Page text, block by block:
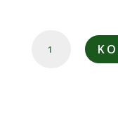
COALADENT
ALAPCSOMAG